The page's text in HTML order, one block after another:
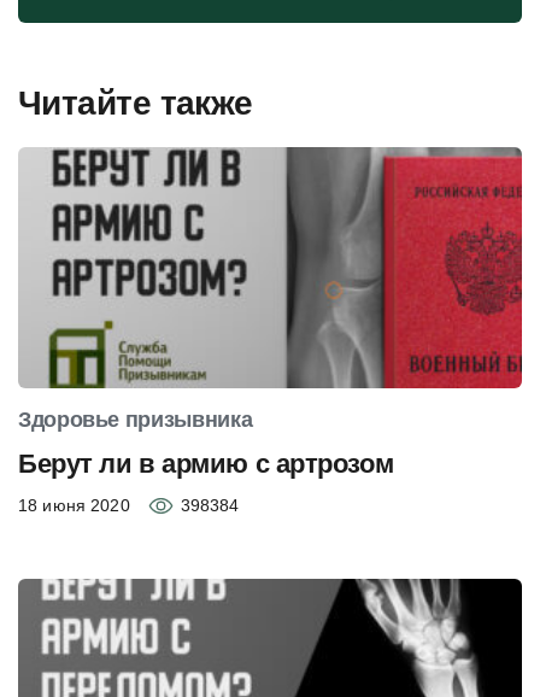
Читайте также
Здоровье призывника
Берут ли в армию с артрозом
18 июня 2020 398384